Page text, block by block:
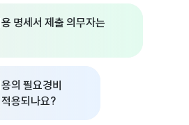
명세서 제출 의무자는
의 필요경비
용되나요?